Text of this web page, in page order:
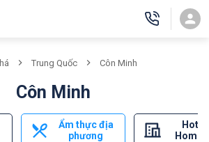
Trung Quốc Côn Minh
Côn Minh
Ẩm thực địa
phương
Hotel